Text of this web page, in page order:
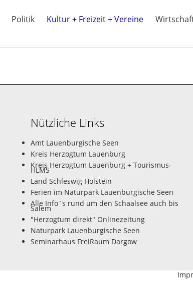
Politik Kultur + Freizeit + Vereine
Nützliche Links
Amt Lauenburgische Seen
Kreis Herzogtum Lauenburg
Kreis Herzogtum Lauenburg + Tourismus-
HLMS
Land Schleswig Holstein
Ferien im Naturpark Lauenburgische Seen
Alle Info`s rund um den Schaalsee auch bis
Salem
"Herzogtum direkt" Onlinezeitung
Naturpark Lauenburgische Seen
Seminarhaus FreiRaum Dargow